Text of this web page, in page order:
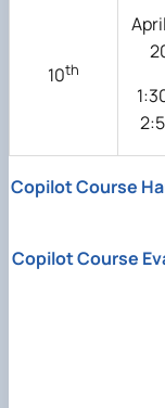
10th
Copilot Course
Copilot Course